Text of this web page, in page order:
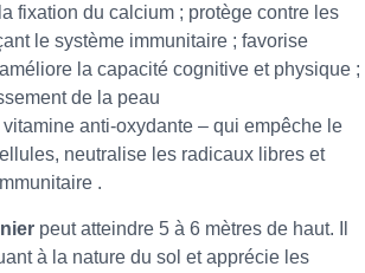
fixation du calcium ; protège contre les
le système immunitaire ; favorise
améliore la capacité cognitive et physique ;
de la peau
vitamine anti-oxydante – qui empêche le
neutralise les radicaux libres et
.
peut atteindre 5 à 6 mètres de haut. Il
à la nature du sol et apprécie les